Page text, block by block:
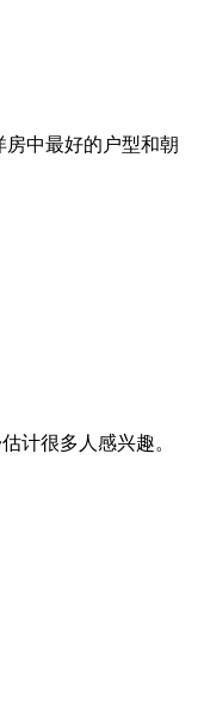
中最好的户型和朝
计很多人感兴趣。